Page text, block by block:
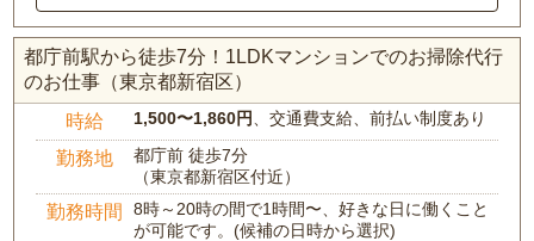
都庁前駅から徒歩7分！1LDKマンションでのお掃除代行
のお仕事（東京都新宿区）
時給 1,500〜1,860円 、交通費支給、前払い制度あり
勤務地
都庁前 徒歩7分
（東京都新宿区付近）
勤務時間
8時～20時の間で1時間〜、好きな日に働くこと
が可能です。(候補の日時から選択)